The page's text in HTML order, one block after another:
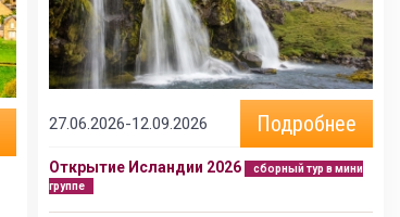
27.06.2026-12.09.2026 Подробнее
Открытие Исландии 2026
сборный тур в мини
группе